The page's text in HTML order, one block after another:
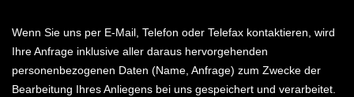
Wenn Sie uns per E-Mail, Telefon oder Telefax kontaktieren, wird
Ihre Anfrage inklusive aller daraus hervorgehenden
personenbezogenen Daten (Name, Anfrage) zum Zwecke der
Bearbeitung Ihres Anliegens bei uns gespeichert und verarbeitet.